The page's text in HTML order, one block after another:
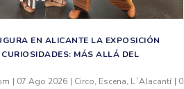
EN ALICANTE LA EXPOSICIÓN
CURIOSIDADES: MÁS ALLÁ DEL
| 07 Ago 2026 | Circo, Escena, L´Alacantí | 0